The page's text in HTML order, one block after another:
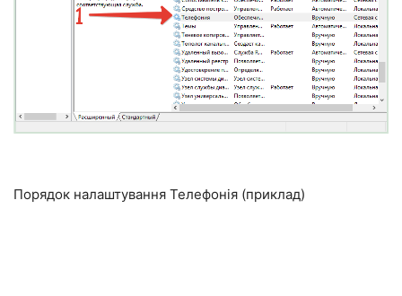
Порядок налаштування Телефонія (приклад)